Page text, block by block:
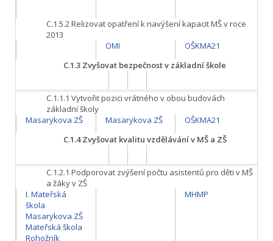
C.1.5.2Relizovat opatření k navýšení kapacit MŠ v roce
2013
OMI
OŠKMA21
C.1.3 Zvyšovat bezpečnost v základní škole
C.1.1.1 Vytvořit pozici vrátného v obou budovách
základní školy
Masarykova ZŠ
Masarykova ZŠ
OŠKMA21
C.1.4Zvyšovat kvalitu vzdělávání v MŠ a ZŠ
C.1.2.1 Podporovat zvýšení počtu asistentů pro děti v MŠ
a žáky v ZŠ
I. Mateřská
škola
Masarykova ZŠ
Mateřská škola
Rohožník
MHMP